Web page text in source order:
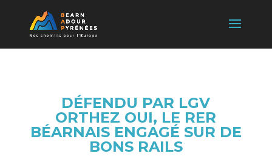
DÉFENDU PAR LGV
ORTHEZ OUI, LE RER
BÉARNAIS ENGAGÉ SUR DE
BONS RAILS